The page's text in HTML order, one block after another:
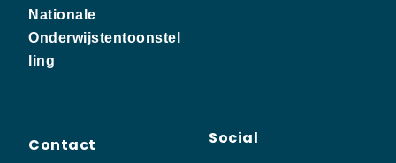
Nationale
Onderwijstentoonstel
ling
Contact Social